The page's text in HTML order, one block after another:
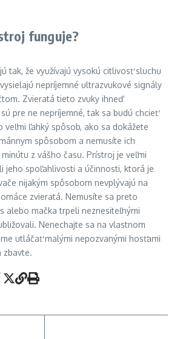
funguje?
tak, že využívajú vysokú citlivosť sluchu
nepríjemné ultrazvukové signály
Zvieratá tieto zvuky ihneď
pre ne nepríjemné, tak sa budú chcieť
veľmi ľahký spôsob, ako sa dokážete
spôsobom a nemusíte ich
z vášho času. Prístroj je veľmi
jeho spoľahlivosti a účinnosti, ktorá je
nijakým spôsobom nevplývajú na
zvieratá. Nemusíte sa preto
alebo mačka trpeli neznesiteľnými
Nenechajte sa na vlastnom
utláčať malými nepozvanými hosťami
zbavte.